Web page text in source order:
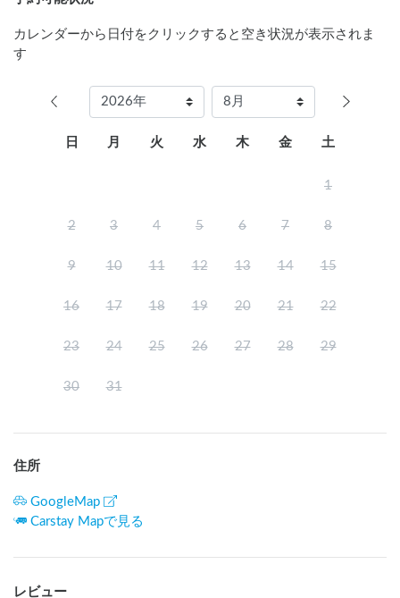
カレンダーから日付をクリックすると空き状況が表示されま
す
日 月 火 水 木 金 土
1
2 3 4 5 6 7 8
9 10 11 12 13 14 15
16 17 18 19 20 21 22
23 24 25 26 27 28 29
30 31
住所
GoogleMap
Carstay Mapで見る
レビュー